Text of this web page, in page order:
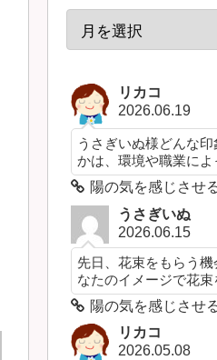
リカコ
2026.06.19
うさぎいぬ様どんな
かは、環境や職業に
陽の気を感じさせ
うさぎいぬ
2026.06.15
先日、花束をもらう
なたのイメージで花
陽の気を感じさせ
リカコ
2026.05.08